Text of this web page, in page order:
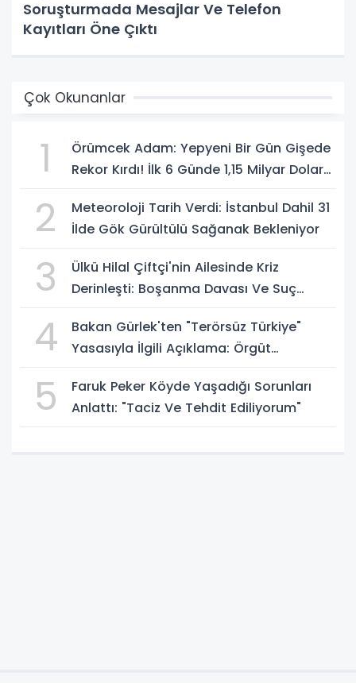
Soruşturmada Mesajlar Ve Telefon
Kayıtları Öne Çıktı
Çok Okunanlar
1
Örümcek Adam: Yepyeni Bir Gün Gişede
Rekor Kırdı! İlk 6 Günde 1,15 Milyar Dolar
2
Meteoroloji Tarih Verdi: İstanbul Dahil 31
İlde Gök Gürültülü Sağanak Bekleniyor
3
Ülkü Hilal Çiftçi'nin Ailesinde Kriz
Derinleşti: Boşanma Davası Ve Suç
4
Bakan Gürlek'ten "Terörsüz Türkiye"
Yasasıyla İlgili Açıklama: Örgüt
Yürürlüğe Girmeyecek
5
Faruk Peker Köyde Yaşadığı Sorunları
Anlattı: "Taciz Ve Tehdit Ediliyorum"